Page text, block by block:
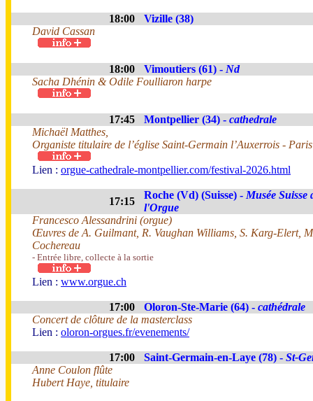
18:00
Vizille (38)
David Cassan
18:00 Vimoutiers (61) - Nd
Sacha Dhénin & Odile Foulliaron harpe
17:45 Montpellier (34) - cathedrale
Michaël Matthes,
Organiste titulaire de l’église Saint-Germain l’Auxerrois - Paris
Lien : orgue-cathedrale-montpellier.com/festival-2026.html
17:15
Roche (Vd) (Suisse) - Musée Suisse
l'Orgue
Francesco Alessandrini (orgue)
Œuvres de A. Guilmant, R. Vaughan Williams, S. Karg-Elert,
Cochereau
- Entrée libre, collecte à la sortie
Lien : www.orgue.ch
17:00 Oloron-Ste-Marie (64) - cathédrale
Concert de clôture de la masterclass
Lien : oloron-orgues.fr/evenements/
17:00 Saint-Germain-en-Laye (78) - St-
Anne Coulon flûte
Hubert Haye, titulaire